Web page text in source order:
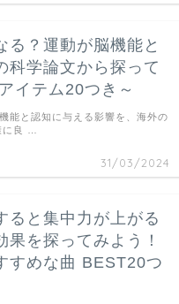
？運動が脳機能と
科学論文から探って
イテム20つき～
31/03/2024
能と認知に与える影響を、海外の
良 …
と集中力が上がる
を探ってみよう！
すめな曲 BEST20つ